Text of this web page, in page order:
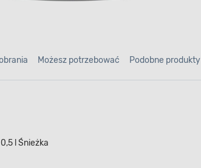
Możesz potrzebować Podobne produkty
l Śnieżka